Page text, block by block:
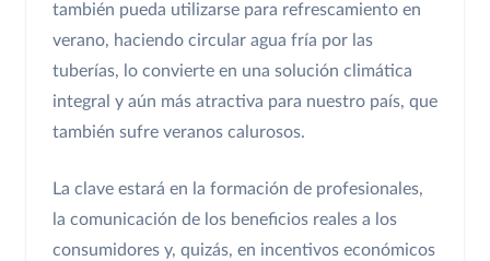
también pueda utilizarse para refrescamiento en
verano, haciendo circular agua fría por las
tuberías, lo convierte en una solución climática
integral y aún más atractiva para nuestro país, que
también sufre veranos calurosos.
La clave estará en la formación de profesionales,
la comunicación de los beneficios reales a los
consumidores y, quizás, en incentivos económicos